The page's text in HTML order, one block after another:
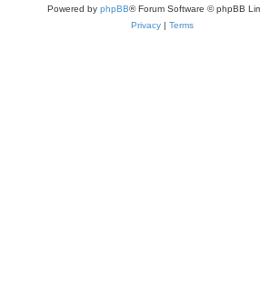
Powered by phpBB® Forum Software © phpBB
Privacy | Terms